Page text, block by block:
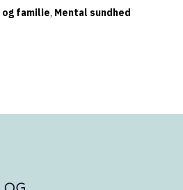
og familie, Mental sundhed